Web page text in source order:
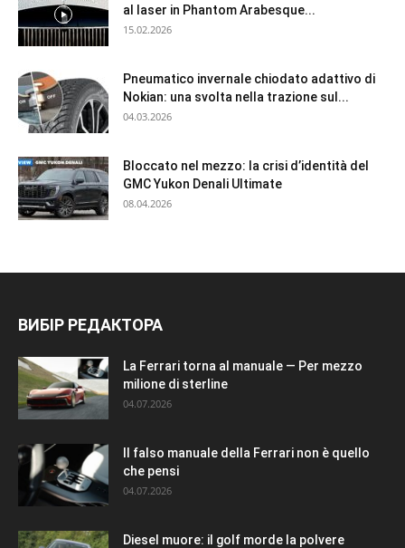
al laser in Phantom Arabesque...
15.02.2026
Pneumatico invernale chiodato adattivo di
Nokian: una svolta nella trazione sul...
04.03.2026
Bloccato nel mezzo: la crisi d’identità del
GMC Yukon Denali Ultimate
08.04.2026
ВИБІР РЕДАКТОРА
La Ferrari torna al manuale — Per mezzo
milione di sterline
04.07.2026
Il falso manuale della Ferrari non è quello
che pensi
04.07.2026
Diesel muore: il golf morde la polvere